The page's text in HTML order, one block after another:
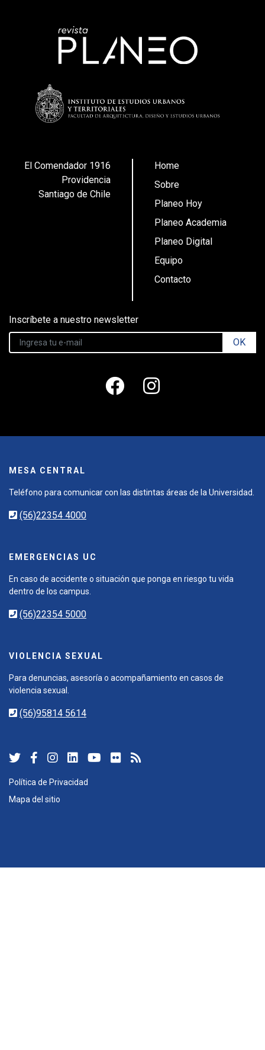
El Comendador 1916
Providencia
Santiago de Chile
Home
Sobre
Planeo Hoy
Planeo Academia
Planeo Digital
Equipo
Contacto
Inscríbete a nuestro newsletter
OK
MESA CENTRAL
Teléfono para comunicar con las distintas áreas de la Universidad.
(56)22354 4000
EMERGENCIAS UC
En caso de accidente o situación que ponga en riesgo tu vida
dentro de los campus.
(56)22354 5000
VIOLENCIA SEXUAL
Para denuncias, asesoría o acompañamiento en casos de
violencia sexual.
(56)95814 5614
Política de Privacidad
Mapa del sitio